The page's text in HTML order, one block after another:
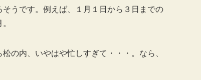
うです。例えば、１月１日から３日までの
の内、いやはや忙しすぎて・・・。なら、